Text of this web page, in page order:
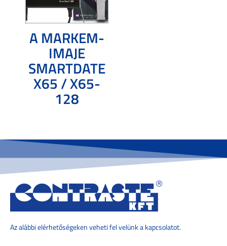
A MARKEM-
IMAJE
SMARTDATE
X65 / X65-
128
Az alábbi elérhetőségeken veheti fel velünk a kapcsolatot.